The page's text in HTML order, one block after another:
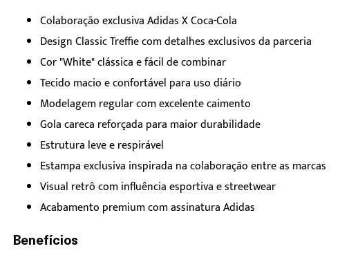
Colaboração exclusiva Adidas X Coca-Cola
Design Classic Treffie com detalhes exclusivos da parceria
Cor "White" clássica e fácil de combinar
Tecido macio e confortável para uso diário
Modelagem regular com excelente caimento
Gola careca reforçada para maior durabilidade
Estrutura leve e respirável
Estampa exclusiva inspirada na colaboração entre as marcas
Visual retrô com influência esportiva e streetwear
Acabamento premium com assinatura Adidas
Benefícios